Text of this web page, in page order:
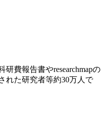
費報告書やresearchmapの
れた研究者等約30万人で